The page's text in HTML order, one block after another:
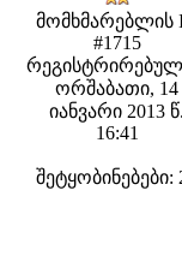
მომხმარებლის
#1715
ორშაბათი, 14
იანვარი 2013
16:41
შეტყობინებები: